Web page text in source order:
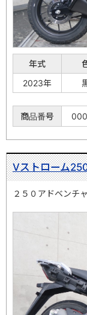
年式
2023年
商品番号
Vストローム
２５０アドベンチ